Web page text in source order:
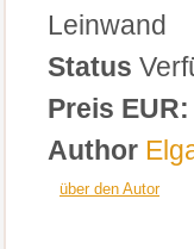
Leinwand
Status
Preis EUR:
Author
über den Autor